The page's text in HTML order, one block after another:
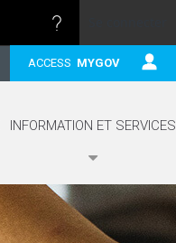
SUIVRE
ACCESS MYGOV
INFORMATION ET SERVICES